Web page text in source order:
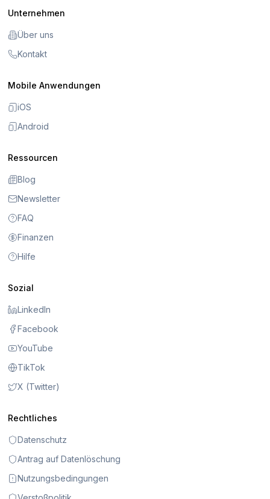
Unternehmen
Über uns
Kontakt
Mobile Anwendungen
iOS
Android
Ressourcen
Blog
Newsletter
FAQ
Finanzen
Hilfe
Sozial
LinkedIn
Facebook
YouTube
TikTok
X (Twitter)
Rechtliches
Datenschutz
Antrag auf Datenlöschung
Nutzungsbedingungen